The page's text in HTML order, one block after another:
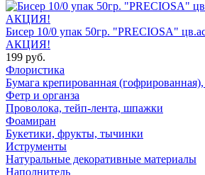
Бисер 10/0 упак 50гр. "PRECIOSA"
АКЦИЯ!
199 руб.
Флористика
Бумага крепированная
Фетр и органза
Проволока, тейп-лента, шпажки
Фоамиран
Букетики, фрукты, тычинки
Иструменты
Натуральные декоративные материалы
Наполнитель